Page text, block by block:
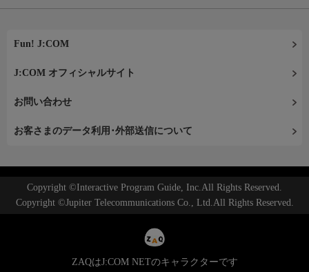
Fun! J:COM
J:COM オフィシャルサイト
お問い合わせ
お客さまのデータ利用･外部送信について
Copyright ©Interactive Program Guide, Inc.All Rights Reserved.
Copyright ©Jupiter Telecommunications Co., Ltd.All Rights Reserved.
ZAQはJ:COM NETのキャラクターです